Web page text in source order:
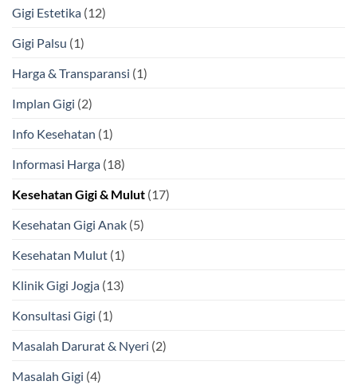
Gigi Estetika (12)
Gigi Palsu (1)
Harga & Transparansi (1)
Implan Gigi (2)
Info Kesehatan (1)
Informasi Harga (18)
Kesehatan Gigi & Mulut (17)
Kesehatan Gigi Anak (5)
Kesehatan Mulut (1)
Klinik Gigi Jogja (13)
Konsultasi Gigi (1)
Masalah Darurat & Nyeri (2)
Masalah Gigi (4)